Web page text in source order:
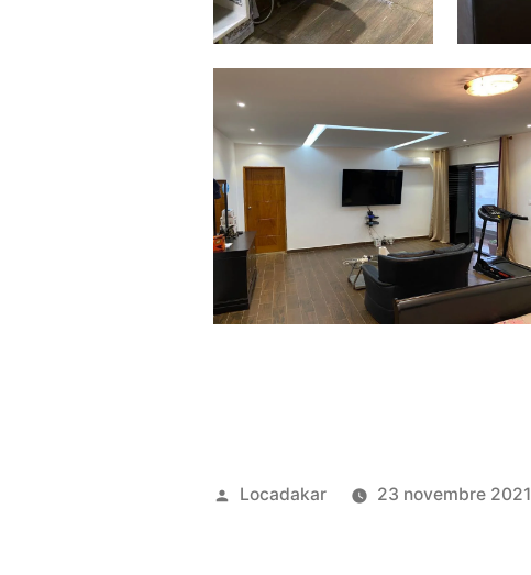
Publié
Locadakar 23 novembre 2021